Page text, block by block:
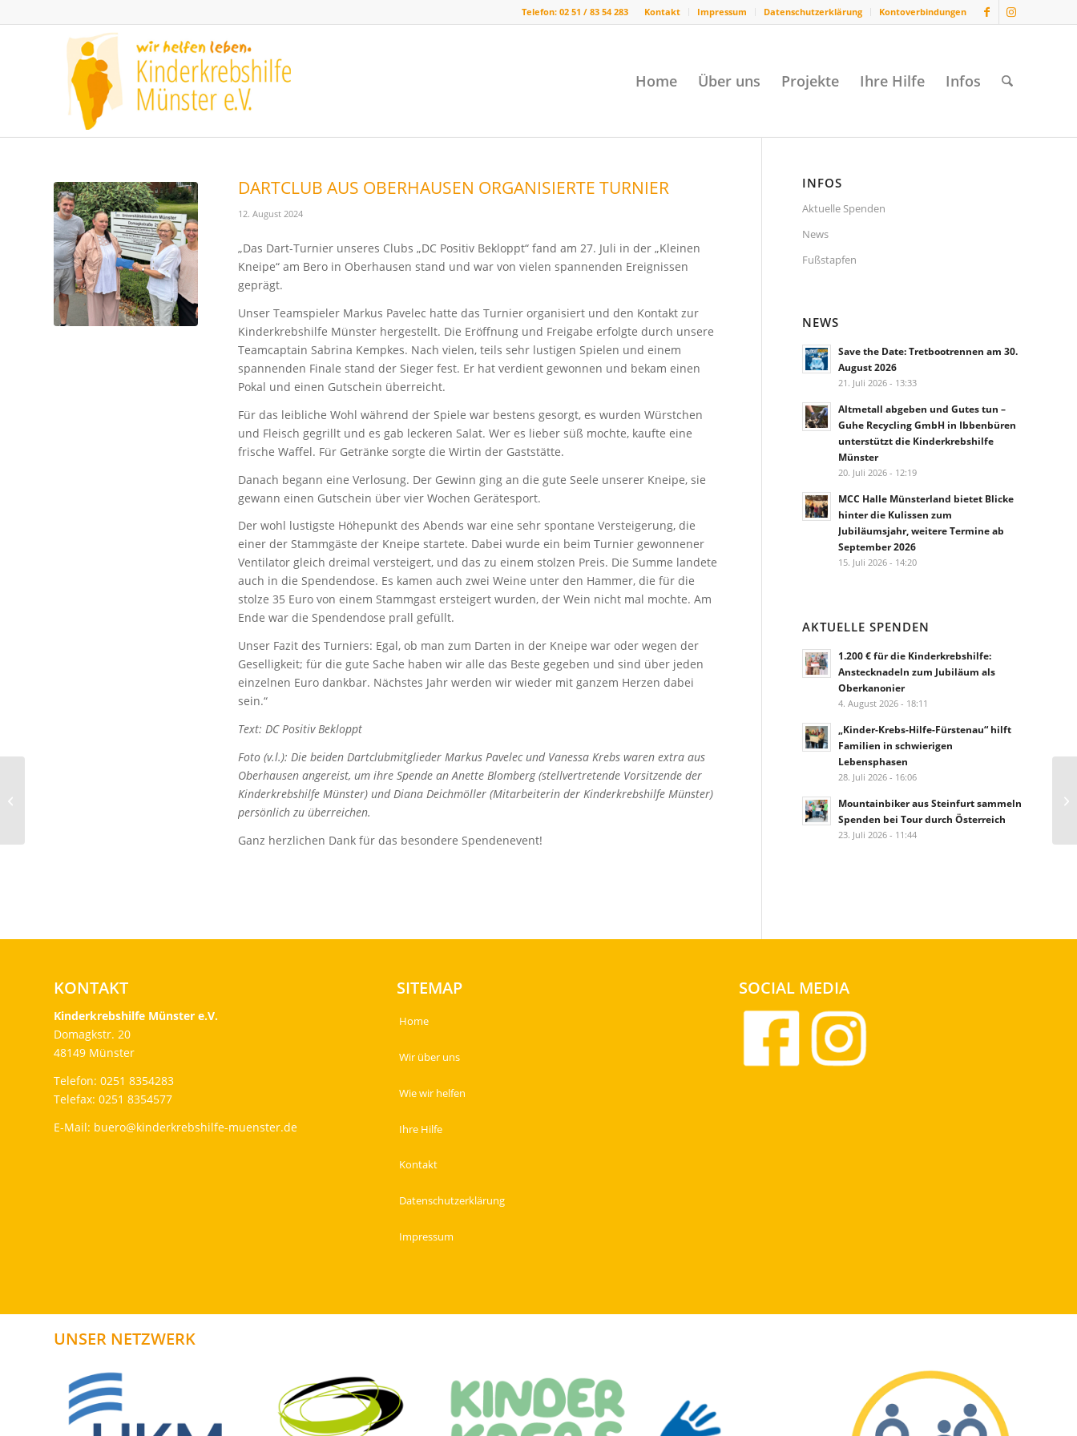
Kontakt Impressum Datenschutzerklärung Kontoverbindungen
Telefon: 02 51 / 83 54 283
Home Über uns Projekte Ihre Hilfe Infos
DARTCLUB AUS OBERHAUSEN ORGANISIERTE TURNIER
12. August 2024
„Das Dart-Turnier unseres Clubs „DC Positiv Bekloppt“ fand am 27. Juli in der „Kleinen
Kneipe“ am Bero in Oberhausen stand und war von vielen spannenden Ereignissen
geprägt.
Unser Teamspieler Markus Pavelec hatte das Turnier organisiert und den Kontakt zur
Kinderkrebshilfe Münster hergestellt. Die Eröffnung und Freigabe erfolgte durch unsere
Teamcaptain Sabrina Kempkes. Nach vielen, teils sehr lustigen Spielen und einem
spannenden Finale stand der Sieger fest. Er hat verdient gewonnen und bekam einen
Pokal und einen Gutschein überreicht.
Für das leibliche Wohl während der Spiele war bestens gesorgt, es wurden Würstchen
und Fleisch gegrillt und es gab leckeren Salat. Wer es lieber süß mochte, kaufte eine
frische Waffel. Für Getränke sorgte die Wirtin der Gaststätte.
Danach begann eine Verlosung. Der Gewinn ging an die gute Seele unserer Kneipe, sie
gewann einen Gutschein über vier Wochen Gerätesport.
Der wohl lustigste Höhepunkt des Abends war eine sehr spontane Versteigerung, die
einer der Stammgäste der Kneipe startete. Dabei wurde ein beim Turnier gewonnener
Ventilator gleich dreimal versteigert, und das zu einem stolzen Preis. Die Summe landete
auch in die Spendendose. Es kamen auch zwei Weine unter den Hammer, die für die
stolze 35 Euro von einem Stammgast ersteigert wurden, der Wein nicht mal mochte. Am
Ende war die Spendendose prall gefüllt.
Unser Fazit des Turniers: Egal, ob man zum Darten in der Kneipe war oder wegen der
Geselligkeit; für die gute Sache haben wir alle das Beste gegeben und sind über jeden
einzelnen Euro dankbar. Nächstes Jahr werden wir wieder mit ganzem Herzen dabei
sein.“
Text: DC Positiv Bekloppt
Foto (v.l.): Die beiden Dartclubmitglieder Markus Pavelec und Vanessa Krebs waren extra aus
Oberhausen angereist, um ihre Spende an Anette Blomberg (stellvertretende Vorsitzende der
Kinderkrebshilfe Münster) und Diana Deichmöller (Mitarbeiterin der Kinderkrebshilfe Münster)
persönlich zu überreichen.
Ganz herzlichen Dank für das besondere Spendenevent!
INFOS
Aktuelle Spenden
News
Fußstapfen
NEWS
Save the Date: Tretbootrennen am 30.
August 2026
21. Juli 2026 - 13:33
Altmetall abgeben und Gutes tun –
Guhe Recycling GmbH in Ibbenbüren
unterstützt die Kinderkrebshilfe
Münster
20. Juli 2026 - 12:19
MCC Halle Münsterland bietet Blicke
hinter die Kulissen zum
Jubiläumsjahr, weitere Termine ab
September 2026
15. Juli 2026 - 14:20
AKTUELLE SPENDEN
1.200 € für die Kinderkrebshilfe:
Anstecknadeln zum Jubiläum als
Oberkanonier
4. August 2026 - 18:11
„Kinder-Krebs-Hilfe-Fürstenau“ hilft
Familien in schwierigen
Lebensphasen
28. Juli 2026 - 16:06
Mountainbiker aus Steinfurt sammeln
Spenden bei Tour durch Österreich
23. Juli 2026 - 11:44
KONTAKT
Kinderkrebshilfe Münster e.V.
Domagkstr. 20
48149 Münster
Telefon: 0251 8354283
Telefax: 0251 8354577
E-Mail: buero@kinderkrebshilfe-muenster.de
SITEMAP
Home
Wir über uns
Wie wir helfen
Ihre Hilfe
Kontakt
Datenschutzerklärung
Impressum
SOCIAL MEDIA
UNSER NETZWERK